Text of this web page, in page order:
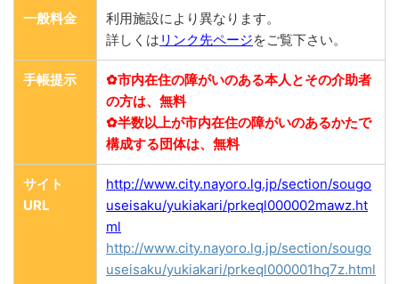
一般料金
利用施設により異なります。
詳しくは リンク先ページをご覧下さい。
手帳提示
✿市内在住の障がいのある本人とその介助者
の方は、無料
✿半数以上が市内在住の障がいのあるかたで
構成する団体は、無料
サイト
URL
http://www.city.nayoro.lg.jp/section/sougo
useisaku/yukiakari/prkeql000002mawz.ht
ml
http://www.city.nayoro.lg.jp/section/sougo
useisaku/yukiakari/prkeql000001hq7z.html